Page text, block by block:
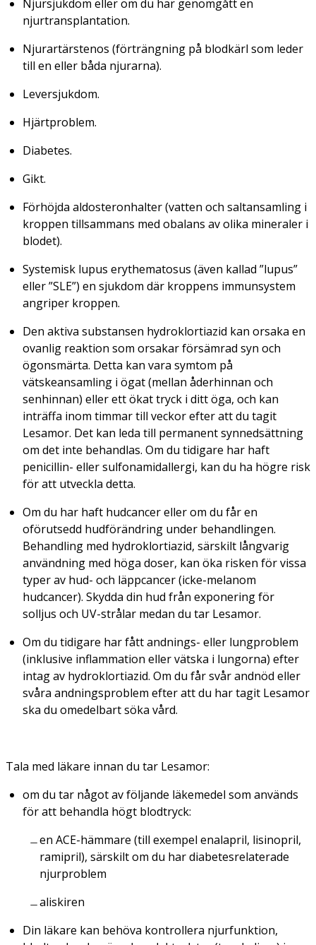
Njursjukdom eller om du har genomgått en
njurtransplantation.
Njurartärstenos (förträngning på blodkärl som leder
till en eller båda njurarna).
Leversjukdom.
Hjärtproblem.
Diabetes.
Gikt.
Förhöjda aldosteronhalter (vatten och saltansamling i
kroppen tillsammans med obalans av olika mineraler i
blodet).
Systemisk lupus erythematosus (även kallad ”lupus”
eller ”SLE”) en sjukdom där kroppens immunsystem
angriper kroppen.
Den aktiva substansen hydroklortiazid kan orsaka en
ovanlig reaktion som orsakar försämrad syn och
ögonsmärta. Detta kan vara symtom på
vätskeansamling i ögat (mellan åderhinnan och
senhinnan) eller ett ökat tryck i ditt öga, och kan
inträffa inom timmar till veckor efter att du tagit
Lesamor. Det kan leda till permanent synnedsättning
om det inte behandlas. Om du tidigare har haft
penicillin- eller sulfonamidallergi, kan du ha högre risk
för att utveckla detta.
Om du har haft hudcancer eller om du får en
oförutsedd hudförändring under behandlingen.
Behandling med hydroklortiazid, särskilt långvarig
användning med höga doser, kan öka risken för vissa
typer av hud- och läppcancer (icke-melanom
hudcancer). Skydda din hud från exponering för
solljus och UV-strålar medan du tar Lesamor.
Om du tidigare har fått andnings- eller lungproblem
(inklusive inflammation eller vätska i lungorna) efter
intag av hydroklortiazid. Om du får svår andnöd eller
svåra andningsproblem efter att du har tagit Lesamor
ska du omedelbart söka vård.
Tala med läkare innan du tar Lesamor:
om du tar något av följande läkemedel som används
för att behandla högt blodtryck:
en ACE-hämmare (till exempel enalapril, lisinopril,
ramipril), särskilt om du har diabetesrelaterade
njurproblem
aliskiren
Din läkare kan behöva kontrollera njurfunktion,